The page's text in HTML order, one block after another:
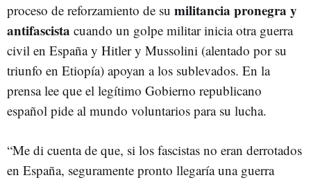
proceso de reforzamiento de su militancia pronegra y
antifascista cuando un golpe militar inicia otra guerra
civil en España y Hitler y Mussolini (alentado por su
triunfo en Etiopía) apoyan a los sublevados. En la
prensa lee que el legítimo Gobierno republicano
español pide al mundo voluntarios para su lucha.
“Me di cuenta de que, si los fascistas no eran derrotados
en España, seguramente pronto llegaría una guerra